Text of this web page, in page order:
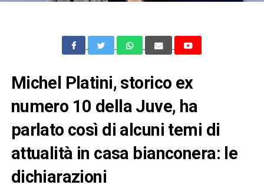
Michel Platini, storico ex
numero 10 della Juve, ha
parlato così di alcuni temi di
attualità in casa bianconera: le
dichiarazioni